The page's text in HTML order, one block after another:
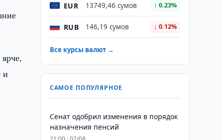
и
EUR 13749,46 сумов ↑ 0.23%
RUB 146,19 сумов ↓ 0.12%
Все курсы валют →
САМОЕ ПОПУЛЯРНОЕ
Сенат одобрил изменения в порядок
назначения пенсий